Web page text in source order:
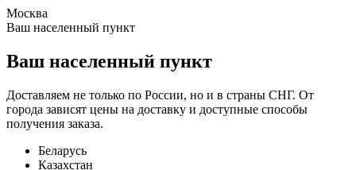
Москва
Ваш населенный пункт
Ваш населенный пункт
Доставляем не только по России, но и в страны СНГ. От
города зависят цены на доставку и доступные способы
получения заказа.
Беларусь
Казахстан